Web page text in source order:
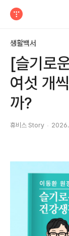
생활백서
[슬기로
여섯 개
까?
휴비스 Story